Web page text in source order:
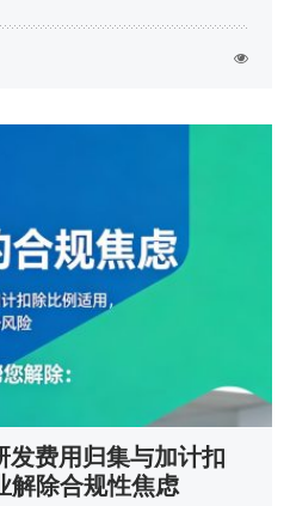
费用归集与加计扣
解除合规性焦虑